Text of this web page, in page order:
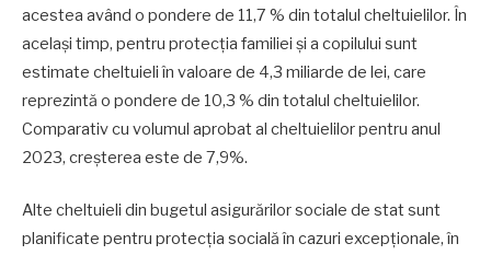
acestea având o pondere de 11,7 % din totalul cheltuielilor. În
același timp, pentru protecția familiei și a copilului sunt
estimate cheltuieli în valoare de 4,3 miliarde de lei, care
reprezintă o pondere de 10,3 % din totalul cheltuielilor.
Comparativ cu volumul aprobat al cheltuielilor pentru anul
2023, creșterea este de 7,9%.
Alte cheltuieli din bugetul asigurărilor sociale de stat sunt
planificate pentru protecția socială în cazuri excepționale, în